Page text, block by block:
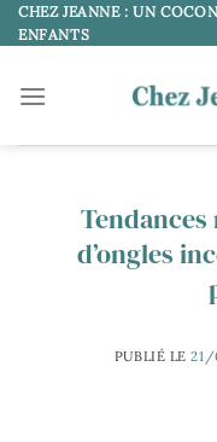
Passer
au
CHEZ JEANNE : UN
ENFANTS
d’ongles
PUBLIÉ LE21/